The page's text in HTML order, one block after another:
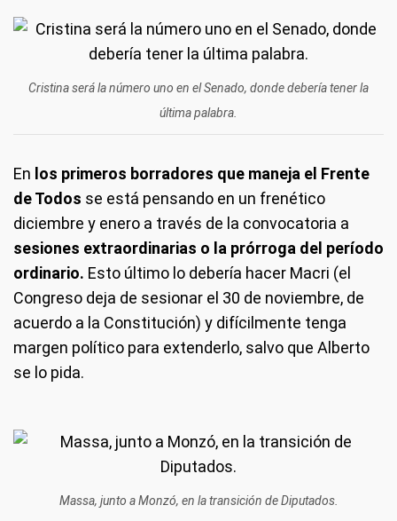
Cristina será la número uno en el Senado, donde debería tener la
última palabra.
En los primeros borradores que maneja el Frente
de Todos se está pensando en un frenético
diciembre y enero a través de la convocatoria a
sesiones extraordinarias o la prórroga del período
ordinario. Esto último lo debería hacer Macri (el
Congreso deja de sesionar el 30 de noviembre, de
acuerdo a la Constitución) y difícilmente tenga
margen político para extenderlo, salvo que Alberto
se lo pida.
Massa, junto a Monzó, en la transición de Diputados.